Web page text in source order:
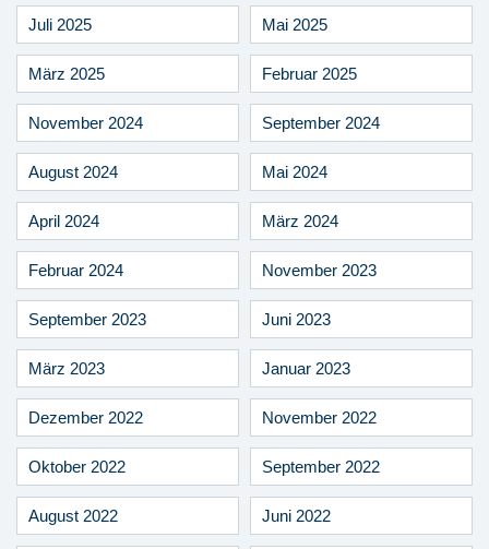
Juli 2025 Mai 2025
März 2025 Februar 2025
November 2024 September 2024
August 2024 Mai 2024
April 2024 März 2024
Februar 2024 November 2023
September 2023 Juni 2023
März 2023 Januar 2023
Dezember 2022 November 2022
Oktober 2022 September 2022
August 2022 Juni 2022